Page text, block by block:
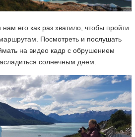
его как раз хватило, чтобы пройти
Посмотреть и послушать
на видео кадр с обрушением
солнечным днем.